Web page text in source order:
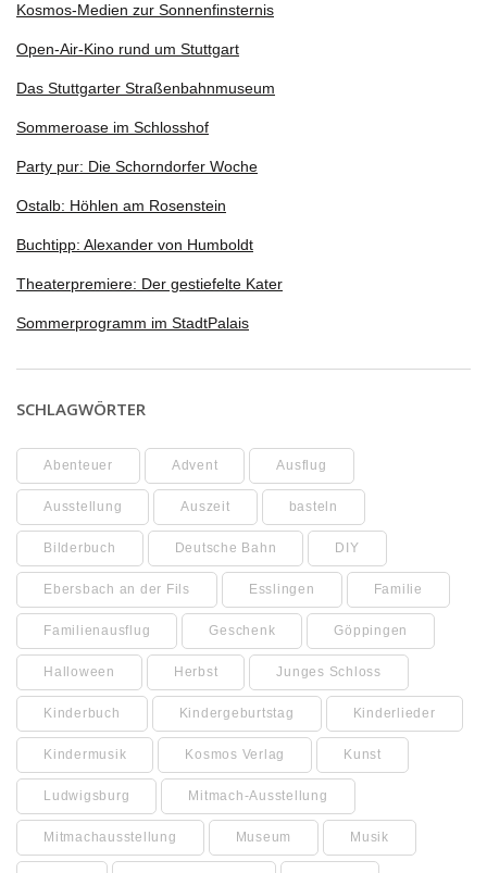
Kosmos-Medien zur Sonnenfinsternis
Open-Air-Kino rund um Stuttgart
Das Stuttgarter Straßenbahnmuseum
Sommeroase im Schlosshof
Party pur: Die Schorndorfer Woche
Ostalb: Höhlen am Rosenstein
Buchtipp: Alexander von Humboldt
Theaterpremiere: Der gestiefelte Kater
Sommerprogramm im StadtPalais
SCHLAGWÖRTER
Abenteuer Advent Ausflug
Ausstellung Auszeit basteln
Bilderbuch Deutsche Bahn DIY
Ebersbach an der Fils Esslingen Familie
Familienausflug Geschenk Göppingen
Halloween Herbst Junges Schloss
Kinderbuch Kindergeburtstag Kinderlieder
Kindermusik Kosmos Verlag Kunst
Ludwigsburg Mitmach-Ausstellung
Mitmachausstellung Museum Musik